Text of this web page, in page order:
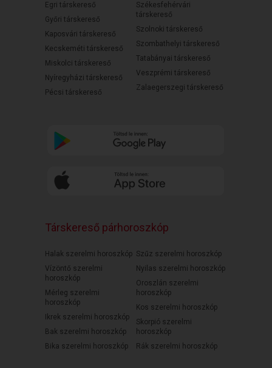
Egri társkereső
Győri társkereső
Kaposvári társkereső
Kecskeméti társkereső
Miskolci társkereső
Nyíregyházi társkereső
Pécsi társkereső
Székesfehérvári
társkereső
Szolnoki társkereső
Szombathelyi társkereső
Tatabányai társkereső
Veszprémi társkereső
Zalaegerszegi társkereső
Társkereső párhoroszkóp
Halak szerelmi horoszkóp
Vízöntő szerelmi
horoszkóp
Mérleg szerelmi
horoszkóp
Ikrek szerelmi horoszkóp
Bak szerelmi horoszkóp
Bika szerelmi horoszkóp
Szűz szerelmi horoszkóp
Nyilas szerelmi horoszkóp
Oroszlán szerelmi
horoszkóp
Kos szerelmi horoszkóp
Skorpió szerelmi
horoszkóp
Rák szerelmi horoszkóp